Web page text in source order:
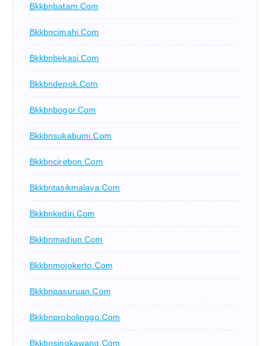
Bkkbnbatam.com
Bkkbncimahi.com
Bkkbnbekasi.com
Bkkbndepok.com
Bkkbnbogor.com
Bkkbnsukabumi.com
Bkkbncirebon.com
Bkkbntasikmalaya.com
Bkkbnkediri.com
Bkkbnmadiun.com
Bkkbnmojokerto.com
Bkkbnpasuruan.com
Bkkbnprobolinggo.com
Bkkbnsingkawang.com